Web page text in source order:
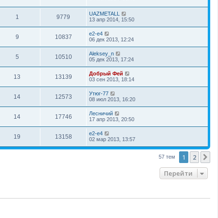
1 9779
UAZMETALL
13 апр 2014, 15:50
9 10837
e2-e4
06 дек 2013, 12:24
5 10510
Aleksey_n
05 дек 2013, 17:24
13 13139
Добрый Фей
03 сен 2013, 18:14
14 12573
Утюг-77
08 июл 2013, 16:20
14 17746
Лесничий
17 апр 2013, 20:50
19 13158
e2-e4
02 мар 2013, 13:57
57 тем 1 2
Перейти